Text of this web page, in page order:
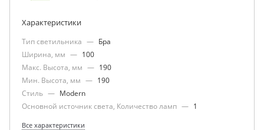
Характеристики
Тип светильника — Бра
Ширина, мм — 100
Макс. Высота, мм — 190
Мин. Высота, мм — 190
Стиль — Modern
Основной источник света, Количество ламп — 1
Все характеристики